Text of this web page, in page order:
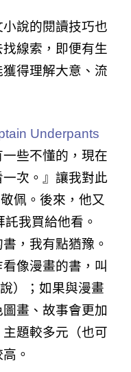
說的閱讀技巧也
線索，即便有生
得理解大意、流
Underpants
些不懂的，現在
次。』讓我對此
佩。後來，他又
託我買給他看。
，我有點猶豫。
像漫畫的書，叫
）；如果與漫畫
畫、故事會更加
題較多元（也可
。